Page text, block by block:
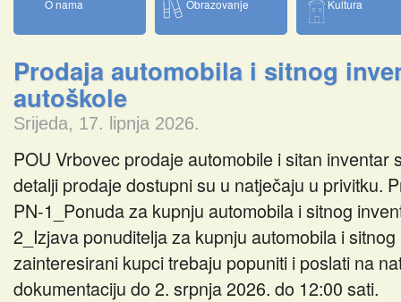
O nama Obrazovanje Kultura
Prodaja automobila i sitnog
autoškole
Srijeda, 17. lipnja 2026.
POU Vrbovec prodaje automobile i sitan inventar
detalji prodaje dostupni su u natječaju u privitku.
PN-1_Ponuda za kupnju automobila i sitnog
2_Izjava ponuditelja za kupnju automobila i
zainteresirani kupci trebaju popuniti i poslati na
dokumentaciju do 2. srpnja 2026. do 12:00 sati.